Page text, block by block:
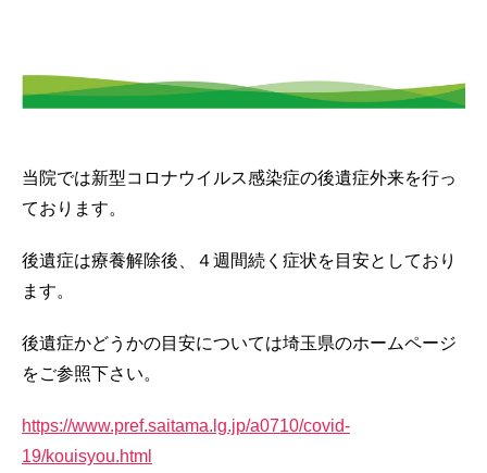
当院では新型コロナウイルス感染症の後遺症外来を行っ
ております。
後遺症は療養解除後、４週間続く症状を目安としており
ます。
後遺症かどうかの目安については埼玉県のホームページ
をご参照下さい。
https://www.pref.saitama.lg.jp/a0710/covid-
19/kouisyou.html